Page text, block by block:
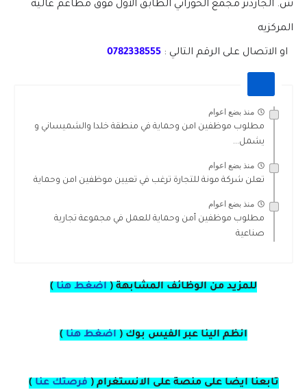
ش. الجاردنز مجمع الحوراني الطابق الاول فوق مطاعم عالية
المركزيه
او الاتصال على الرقم التالي : 0782338555
منذ بضع اعوام
مطلوب موظفين امن وحماية في منطقة خلدا والشميساني و
يشمل...
منذ بضع اعوام
تعلن شركة مونة للتجارة ترغب في تعيين موظفين امن وحماية
منذ بضع اعوام
مطلوب موظفين أمن وحماية للعمل في مجموعة تجارية
صناعية
للمزيد من الوظائف المشابهة ( اضغط هنا )
انظم الينا عبر الفيس بوك ( اضغط هنا )
تابعنا ايضا على منصة على الانستغرام( فرصتك عنا )